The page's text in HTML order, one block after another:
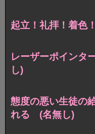
起立！礼拝！着色
レーザーポインタ
し)
態度の悪い生徒の
れる (名無し)